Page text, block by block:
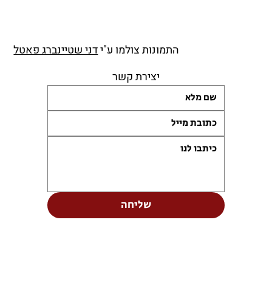
התמונות צולמו ע"ידני שטיינברג פאטל
יצירת קשר
שליחה